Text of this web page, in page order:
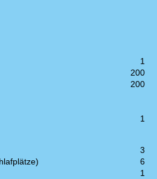
1
200
200
1
3
6
1